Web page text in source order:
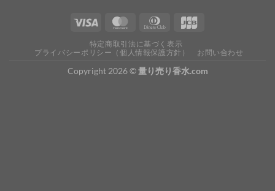
特定商取引法に基づく表示
プライバシーポリシー（個人情報保護方針）
お問い合わせ
Copyright 2026 ©量り売り香水.com